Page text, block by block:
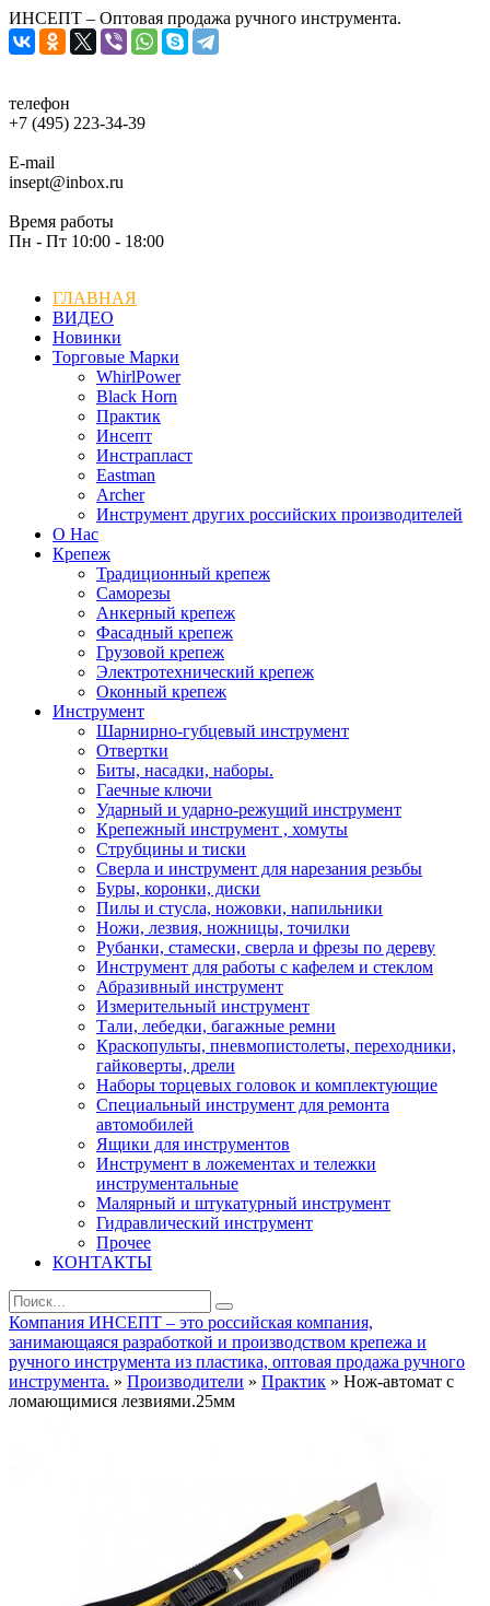
ИНСЕПТ – Оптовая продажа ручного инструмента.
телефон
+7 (495) 223-34-39
E-mail
insept@inbox.ru
Время работы
Пн - Пт 10:00 - 18:00
ГЛАВНАЯ
ВИДЕО
Новинки
Торговые Марки
WhirlPower
Black Horn
Практик
Инсепт
Инстрапласт
Eastman
Archer
Инструмент других российских производителей
О Нас
Крепеж
Традиционный крепеж
Саморезы
Анкерный крепеж
Фасадный крепеж
Грузовой крепеж
Электротехнический крепеж
Оконный крепеж
Инструмент
Шарнирно-губцевый инструмент
Отвертки
Биты, насадки, наборы.
Гаечные ключи
Ударный и ударно-режущий инструмент
Крепежный инструмент , хомуты
Струбцины и тиски
Сверла и инструмент для нарезания резьбы
Буры, коронки, диски
Пилы и стусла, ножовки, напильники
Ножи, лезвия, ножницы, точилки
Рубанки, стамески, сверла и фрезы по дереву
Инструмент для работы с кафелем и стеклом
Абразивный инструмент
Измерительный инструмент
Тали, лебедки, багажные ремни
Краскопульты, пневмопистолеты, переходники,
гайковерты, дрели
Наборы торцевых головок и комплектующие
Специальный инструмент для ремонта
автомобилей
Ящики для инструментов
Инструмент в ложементах и тележки
инструментальные
Малярный и штукатурный инструмент
Гидравлический инструмент
Прочее
КОНТАКТЫ
Компания ИНСЕПТ – это российская компания,
занимающаяся разработкой и производством крепежа и
ручного инструмента из пластика, оптовая продажа ручного
инструмента. » Производители » Практик » Нож-автомат с
ломающимися лезвиями.25мм